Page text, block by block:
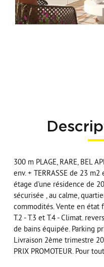
300 m PLAGE, RARE, BEL
env. + TERRASSE de 23
étage d'une résidence de
sécurisée , au calme,
commodités. Vente en état
T.2 - T.3 et T.4 - Climat.
de bains équipée. Parking
Livraison 2ème trimestre
PRIX PROMOTEUR. Pour